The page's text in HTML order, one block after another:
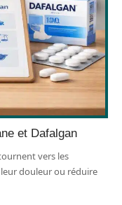
et Dafalgan
vers les
douleur ou réduire